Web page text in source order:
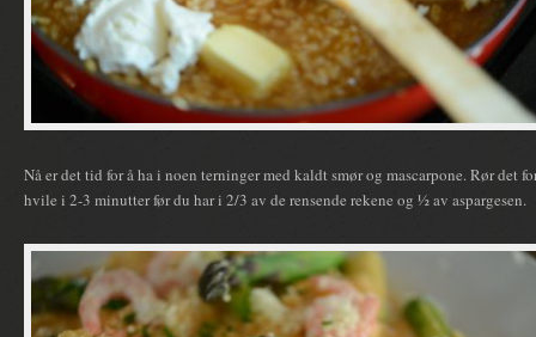
Nå er det tid for å ha i noen terninger med kaldt smør og mascarpone. Rør det
hvile i 2-3 minutter før du har i 2/3 av de rensende rekene og ½ av aspargesen.